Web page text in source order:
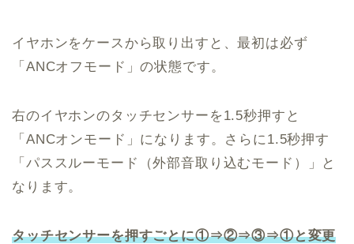
イヤホンをケースから取り出すと、最初は必ず
「ANCオフモード」の状態です。
右のイヤホンのタッチセンサーを1.5秒押すと
「ANCオンモード」になります。さらに1.5秒押す
「パススルーモード（外部音取り込むモード）」と
なります。
タッチセンサーを押すごとに①⇒②⇒③⇒①と変更